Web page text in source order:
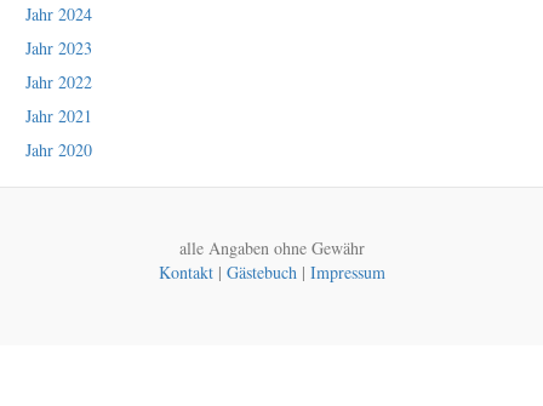
Jahr 2024
Jahr 2023
Jahr 2022
Jahr 2021
Jahr 2020
alle Angaben ohne Gewähr
Kontakt| Gästebuch| Impressum